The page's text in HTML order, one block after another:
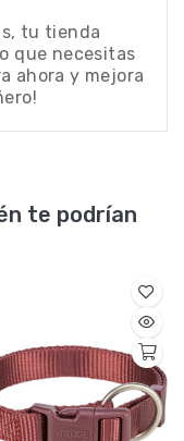
tu tienda
que necesitas
ahora y mejora
te podrían